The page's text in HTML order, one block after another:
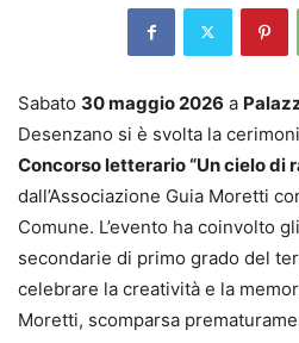
Sabato 30 maggio 2026 a
Desenzano si è svolta la
Concorso letterario “Un cielo di
dall’Associazione Guia Moretti
Comune. L’evento ha coinvolto
secondarie di primo grado del
celebrare la creatività e la
Moretti, scomparsa